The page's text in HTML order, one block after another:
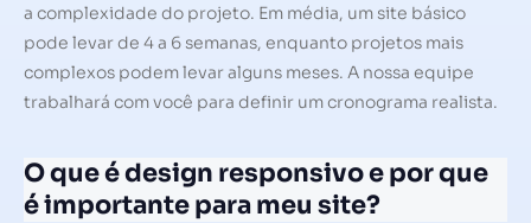
a complexidade do projeto. Em média, um site básico
pode levar de 4 a 6 semanas, enquanto projetos mais
complexos podem levar alguns meses. A nossa equipe
trabalhará com você para definir um cronograma realista.
O que é design responsivo e por que
é importante para meu site?